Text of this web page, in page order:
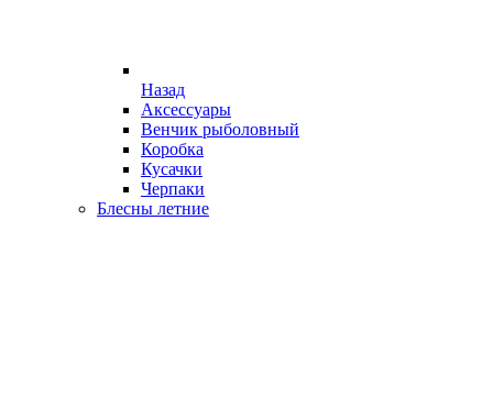
Назад
Аксессуары
Венчик рыболовный
Коробка
Кусачки
Черпаки
Блесны летние